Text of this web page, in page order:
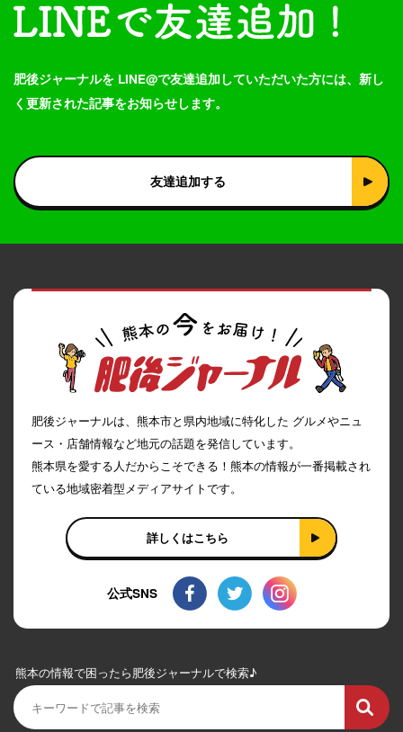
肥後ジャーナルを LINE@で友達追加していただいた方には、新し
く更新された記事をお知らせします。
友達追加する
肥後ジャーナルは、熊本市と県内地域に特化した グルメやニュ
ース・店舗情報など地元の話題を発信しています。
熊本県を愛する人だからこそできる！熊本の情報が一番掲載され
ている地域密着型メディアサイトです。
詳しくはこちら
公式SNS
熊本の情報で困ったら肥後ジャーナルで検索♪